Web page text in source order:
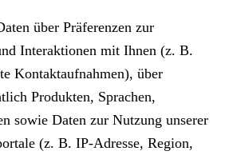
über Präferenzen zur
Interaktionen mit Ihnen (z. B.
Kontaktaufnahmen), über
Produkten, Sprachen,
sowie Daten zur Nutzung unserer
(z. B. IP-Adresse, Region,